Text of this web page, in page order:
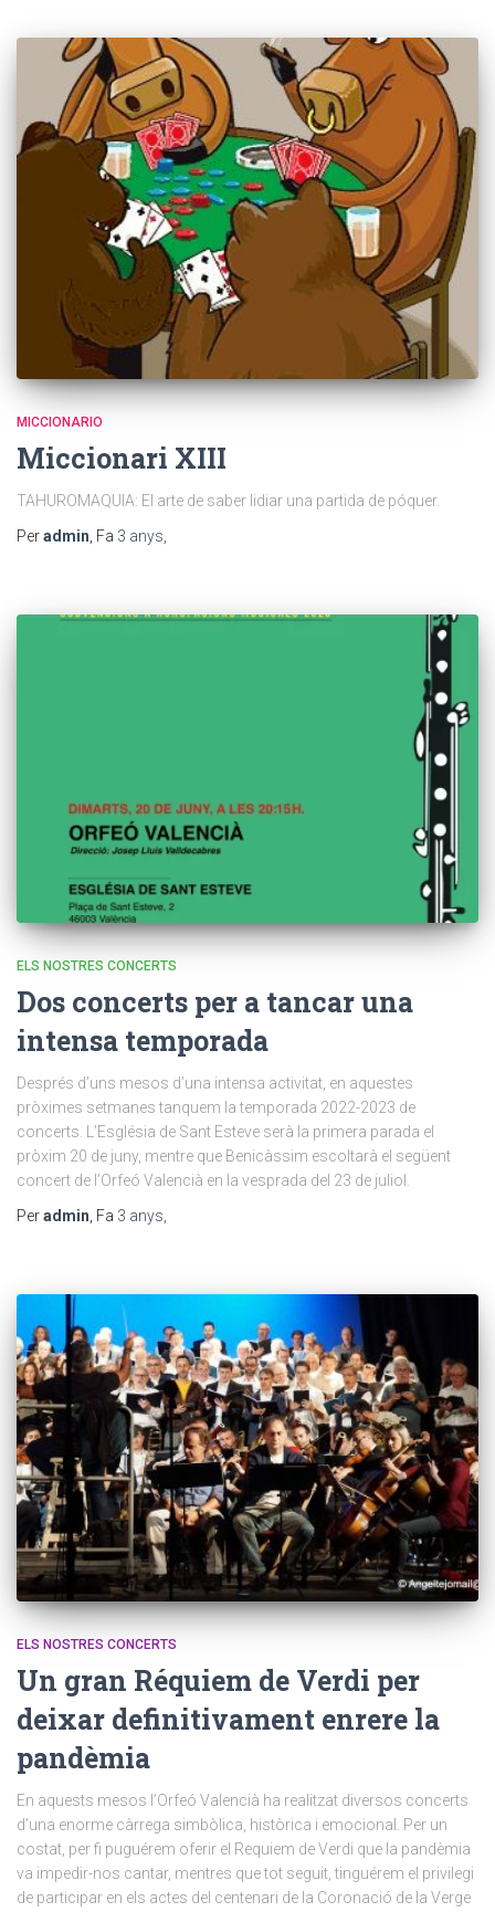
MICCIONARIO
Miccionari XIII
TAHUROMAQUIA: El arte de saber lidiar una partida de póquer.
Peradmin , Fa 3 anys
ELS NOSTRES CONCERTS
Dos concerts per a tancar una
intensa temporada
Després d’uns mesos d’una intensa activitat, en aquestes
pròximes setmanes tanquem la temporada 2022-2023 de
concerts. L’Església de Sant Esteve serà la primera parada el
pròxim 20 de juny, mentre que Benicàssim escoltarà el següent
concert de l’Orfeó Valencià en la vesprada del 23 de juliol.
Peradmin , Fa 3 anys
ELS NOSTRES CONCERTS
Un gran Réquiem de Verdi per
deixar definitivament enrere la
pandèmia
En aquests mesos l’Orfeó Valencià ha realitzat diversos concerts
d’una enorme càrrega simbòlica, històrica i emocional. Per un
costat, per fi puguérem oferir el Requiem de Verdi que la pandèmia
va impedir-nos cantar, mentres que tot seguit, tinguérem el privilegi
de participar en els actes del centenari de la Coronació de la Verge